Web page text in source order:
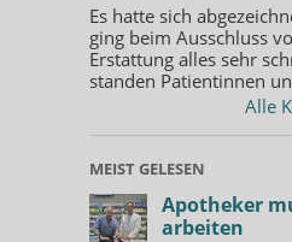
Es hatte sich
ging beim Ausschluss
Erstattung alles sehr
standen Patientinnen
Alle
MEIST GELESEN
Apotheker
arbeiten